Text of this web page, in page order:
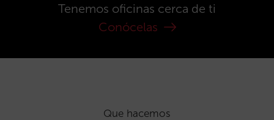
Tenemos oficinas cerca de ti
Conócelas
Que hacemos